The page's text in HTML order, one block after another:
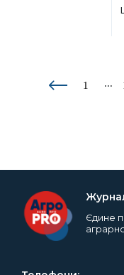
1 ...
Єдине